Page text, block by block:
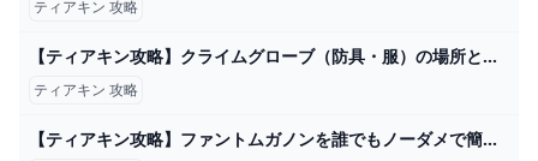
ティアキン 攻略
【ティアキン攻略】クライムグローブ（防具・服）の場所と取り方｜ラムダの財宝・北ハイラル平原の洞窟【ゼルダティアーズオブザキングダム】│KOUs gameplay guide
ティアキン 攻略
【ティアキン攻略】ファントムガノンを誰でもノーダメで簡単に倒す方法 ジャスト回避不要【ティアーズオブザキングダム】 - YouTube